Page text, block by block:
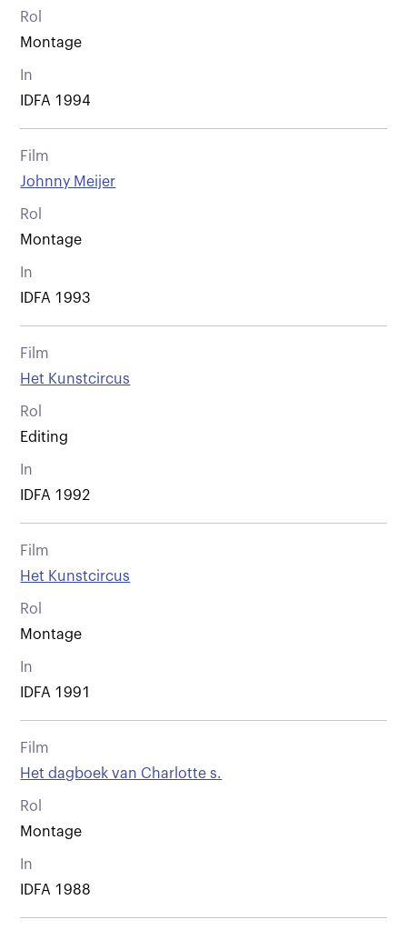
Rol
Montage
In
IDFA 1994
Film
Johnny Meijer
Rol
Montage
In
IDFA 1993
Film
Het Kunstcircus
Rol
Editing
In
IDFA 1992
Film
Het Kunstcircus
Rol
Montage
In
IDFA 1991
Film
Het dagboek van Charlotte s.
Rol
Montage
In
IDFA 1988